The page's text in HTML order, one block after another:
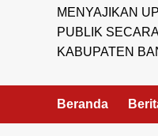
MENYAJIKAN
PUBLIK
KABUPATEN
Beranda